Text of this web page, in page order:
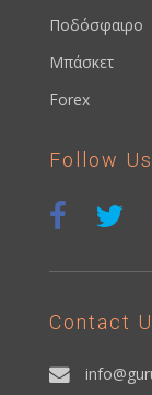
Ποδόσφαιρο
Μπάσκετ
Forex
Follow Us
Contact